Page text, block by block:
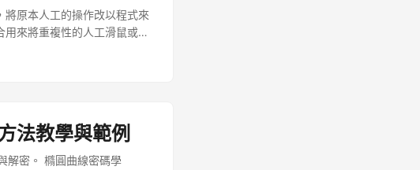
原本人工的操作改以程式來
來將重複性的人工滑鼠或鍵
法教學與範例
解密。 橢圓曲線密碼學